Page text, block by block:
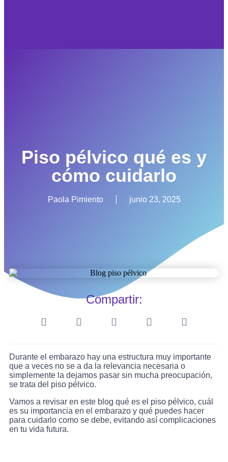
Piso pélvico qué es y
cómo cuidarlo
Paola Pimiento junio 23, 2025
Compartir:
Durante el embarazo hay una estructura muy importante
que a veces no se a da la relevancia necesaria o
simplemente la dejamos pasar sin mucha preocupación,
se trata del piso pélvico.
Vamos a revisar en este blog qué es el piso pélvico, cuál
es su importancia en el embarazo y qué puedes hacer
para cuidarlo como se debe, evitando así complicaciones
en tu vida futura.